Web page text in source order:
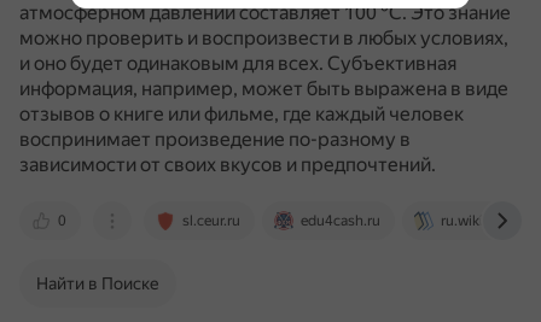
атмосферном давлении составляет 100 °C.Это знание
можно проверить и воспроизвести в любых условиях,
и оно будет одинаковым для всех. Субъективная
информация, например, может быть выражена в виде
отзывов о книге или фильме, где каждый человек
воспринимает произведение по-разному в
зависимости от своих вкусов и предпочтений.
0 sl.ceur.ru edu4cash.ru
Найти в Поиске